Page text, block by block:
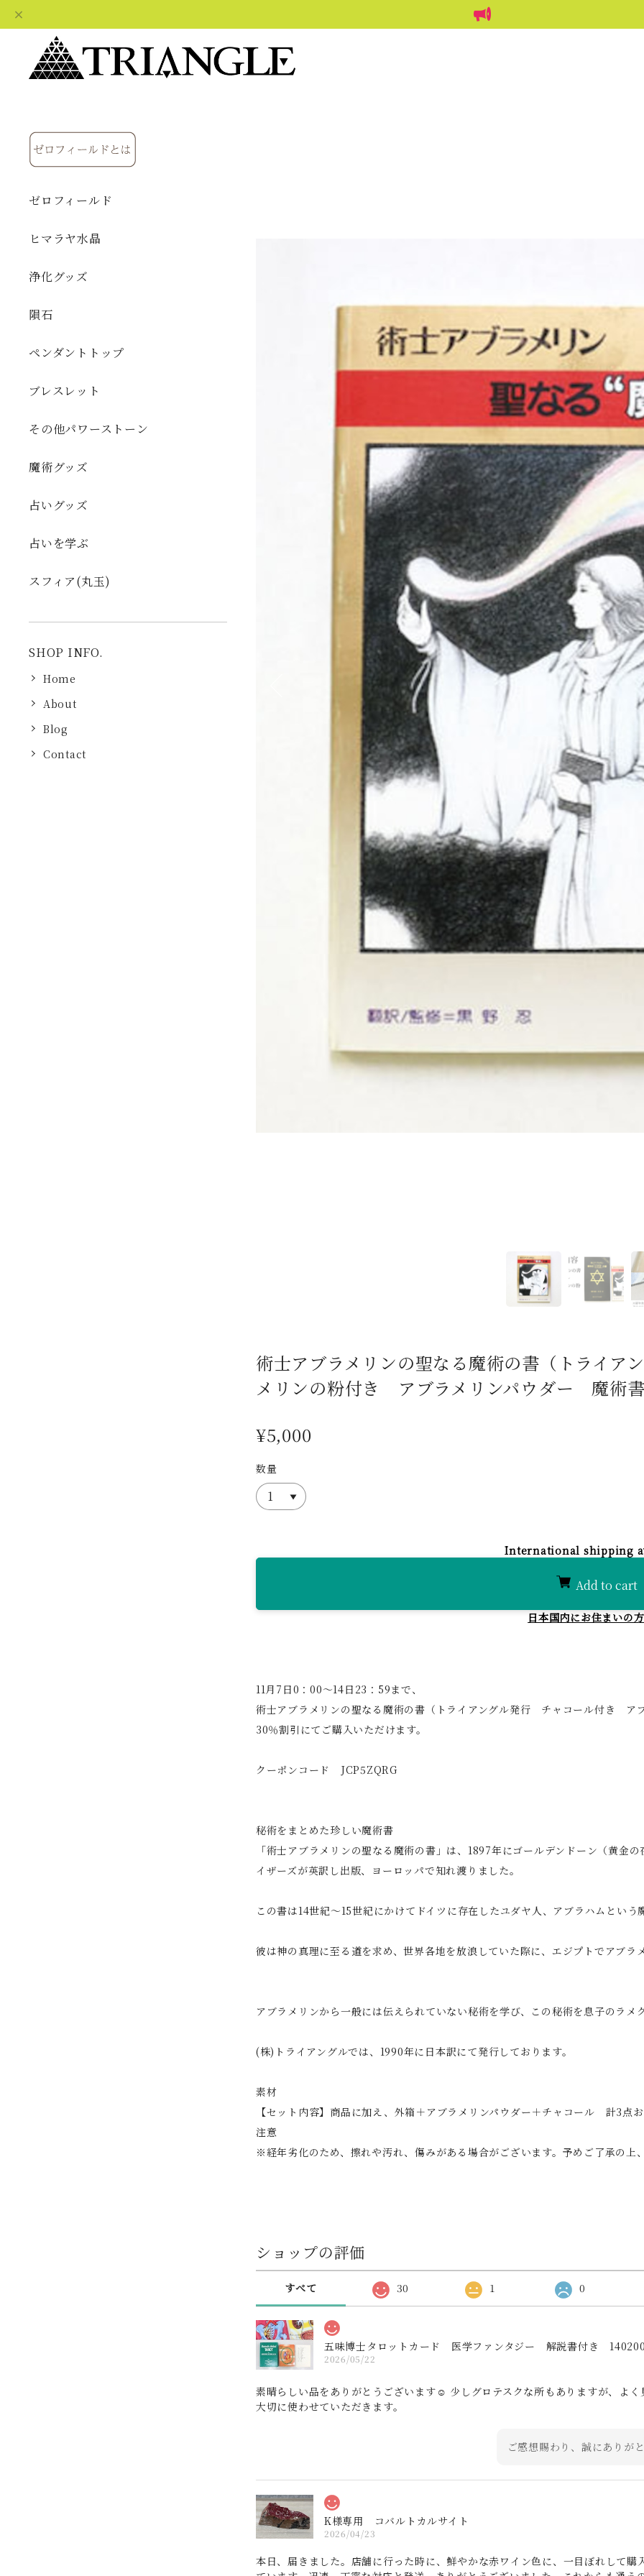
ゼロフィールド
ヒマラヤ水晶
浄化グッズ
隕石
ペンダントトップ
ブレスレット
その他パワーストーン
魔術グッズ
占いグッズ
占いを学ぶ
スフィア(丸玉)
SHOP INFO.
Home
About
Blog
Contact
術士アブラメリンの聖なる魔術の書（トライ
メリンの粉付き アブラメリンパウダー 魔術
¥5,000
数量
International shipping
Add to cart
日本国内にお住まいの
11月7日0：00～14日23：59まで、
術士アブラメリンの聖なる魔術の書（トライアングル発行 チャコール付き
30％割引にてご購入いただけます。
クーポンコード JCP5ZQRG
秘術をまとめた珍しい魔術書
「術士アブラメリンの聖なる魔術の書」は、1897年にゴールデンドーン（黄金
イザーズが英訳し出版、ヨーロッパで知れ渡りました。
この書は14世紀～15世紀にかけてドイツに存在したユダヤ人、アブラハムという
彼は神の真理に至る道を求め、世界各地を放浪していた際に、エジプトでアブラ
アブラメリンから一般には伝えられていない秘術を学び、この秘術を息子のラ
(株)トライアングルでは、1990年に日本訳にて発行しております。
素材
【セット内容】商品に加え、外箱＋アブラメリンパウダー＋チャコール 計3点
注意
※経年劣化のため、擦れや汚れ、傷みがある場合がございます。予めご了承の上
ショップの評価
すべて 30 1 0
五味博士タロットカード 医学ファンタジー 解説書付き
2026/05/22
素晴らしい品をありがとうございます☺️ 少しグロテスクな所もありますが、よ
大切に使わせていただきます。
ご感想賜わり、誠にありが
K様専用 コバルトカルサイト
2026/04/23
本日、届きました。店舗に行った時に、鮮やかな赤ワイン色に、一目ぼれして